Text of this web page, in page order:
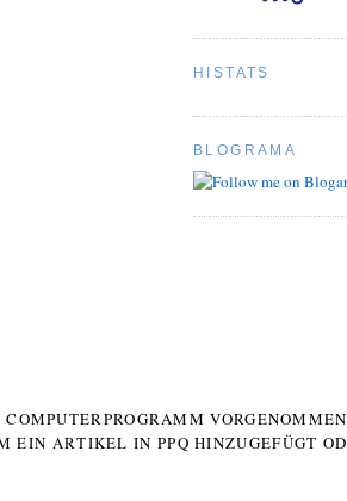
HISTATS
BLOGRAMA
EIN ARTIKEL IN PPQ HINZUGEFÜGT